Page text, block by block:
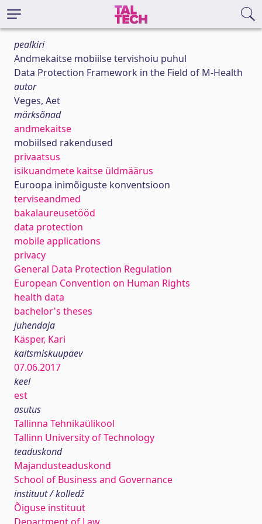
pealkiri
Andmekaitse mobiilse tervishoiu puhul
Data Protection Framework in the Field of M-Health
autor
Veges, Aet
märksõnad
andmekaitse
mobiilsed rakendused
privaatsus
isikuandmete kaitse üldmäärus
Euroopa inimõiguste konventsioon
terviseandmed
bakalaureusetööd
data protection
mobile applications
privacy
General Data Protection Regulation
European Convention on Human Rights
health data
bachelor's theses
juhendaja
Käsper, Kari
kaitsmiskuupäev
07.06.2017
keel
est
asutus
Tallinna Tehnikaülikool
Tallinn University of Technology
teaduskond
Majandusteaduskond
School of Business and Governance
instituut / kolledž
Õiguse instituut